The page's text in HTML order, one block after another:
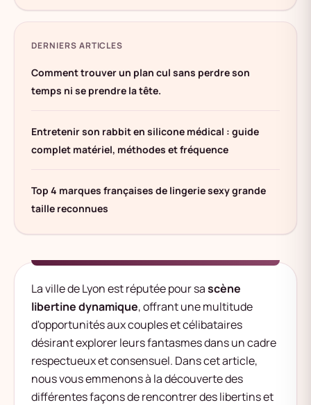
DERNIERS ARTICLES
Comment trouver un plan cul sans perdre son
temps ni se prendre la tête.
Entretenir son rabbit en silicone médical : guide
complet matériel, méthodes et fréquence
Top 4 marques françaises de lingerie sexy grande
taille reconnues
La ville de Lyon est réputée pour sascène
libertine dynamique, offrant une multitude
d'opportunités aux couples et célibataires
désirant explorer leurs fantasmes dans un cadre
respectueux et consensuel. Dans cet article,
nous vous emmenons à la découverte des
différentes façons de rencontrer des libertins et